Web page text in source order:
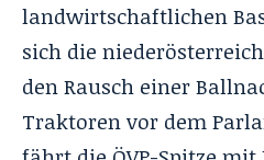
landwirtschaftlichen
sich die
den Rausch einer
Traktoren vor dem